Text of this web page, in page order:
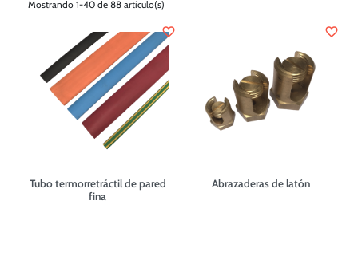
Mostrando 1-40 de 88 artículo(s)
Tubo termorretráctil de pared
fina
favorite_border
Abrazaderas de latón
favorite_border